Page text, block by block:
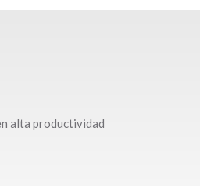
alta productividad